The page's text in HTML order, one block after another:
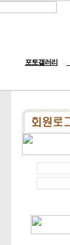
포토갤러리